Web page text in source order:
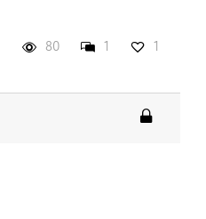
80 1 1